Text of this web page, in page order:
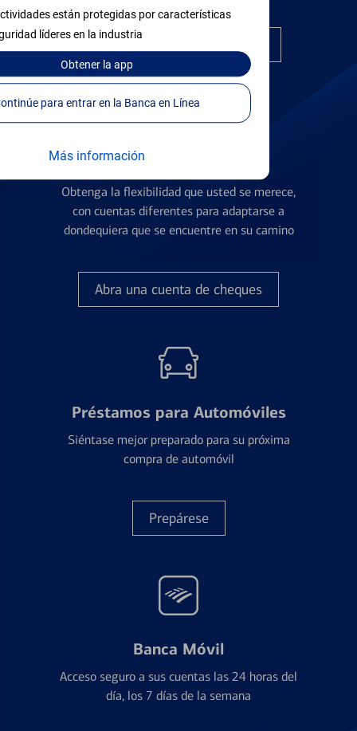
están protegidas por características
líderes en la industria
Obtenerla app
Continúe para entrar en la Banca en Línea
Más informaciónCuentas de Cheques
Obtenga la flexibilidad que usted se merece,
con cuentas diferentes para adaptarse a
dondequiera que se encuentre en su camino
Abra una cuenta de cheques
Préstamos para Automóviles
Siéntase mejor preparado para su próxima
compra de automóvil
Prepárese
Banca Móvil
Acceso seguro a sus cuentas las 24 horas del
día, los 7 días de la semana